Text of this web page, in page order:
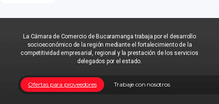
La Cámara de Comercio de Bucaramanga trabaja por el desarrollo
socioeconómico de la región mediante el fortalecimiento de la
competitividad empresarial, regional y la prestación de los servicios
delegados por el estado.
Trabaje con nosotros
Ofertas para proveedores